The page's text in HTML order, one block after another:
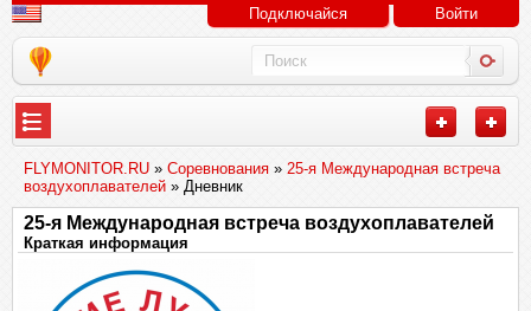
Подключайся Войти
FLYMONITOR.RU » Соревнования » 25-я Международная встреча
воздухоплавателей » Дневник
25-я Международная встреча воздухоплавателей
Краткая информация